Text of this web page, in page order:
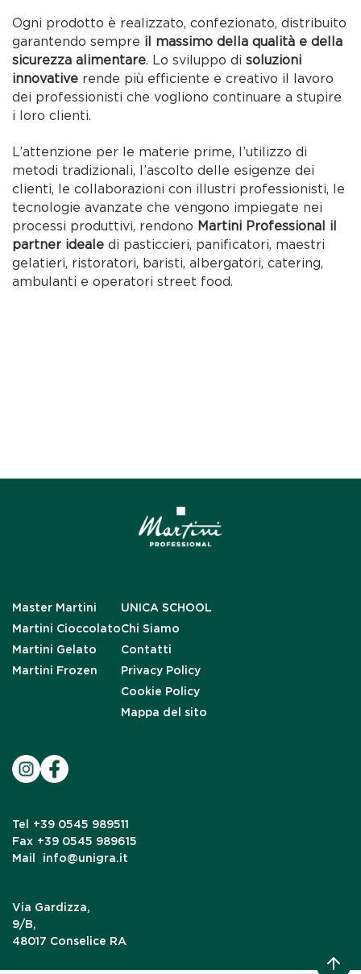
Ogni prodotto è realizzato, confezionato, distribuito
garantendo sempre il massimo della qualità e della
sicurezza alimentare. Lo sviluppo disoluzioni
innovative rende più efficiente e creativo il lavoro
dei professionisti che vogliono continuare a stupire
i loro clienti.
L’attenzione per le materie prime, l’utilizzo di
metodi tradizionali, l’ascolto delle esigenze dei
clienti, le collaborazioni con illustri professionisti, le
tecnologie avanzate che vengono impiegate nei
processi produttivi, rendono Martini Professional il
partner ideale di pasticcieri, panificatori, maestri
gelatieri, ristoratori, baristi, albergatori, catering,
ambulanti e operatori street food.
Master Martini
Martini Cioccolato
Martini Gelato
Martini Frozen
UNICA SCHOOL
Chi Siamo
Contatti
Privacy Policy
Cookie Policy
Mappa del sito
Tel
+39 0545 989511
Fax +39 0545 989615
Mail
info@unigra.it
Via Gardizza,
9/B,
48017 Conselice RA